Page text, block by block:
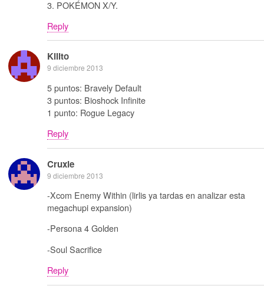
3. POKÉMON X/Y.
Reply
Kilito
9 diciembre 2013
5 puntos: Bravely Default
3 puntos: Bioshock Infinite
1 punto: Rogue Legacy
Reply
Cruxie
9 diciembre 2013
-Xcom Enemy Within (lirlis ya tardas en analizar esta
megachupi expansion)
-Persona 4 Golden
-Soul Sacrifice
Reply